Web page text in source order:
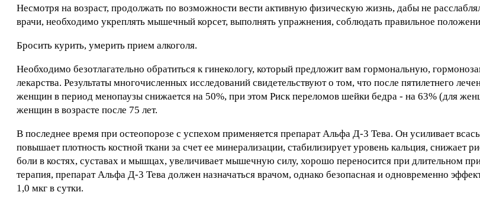
Несмотря на возраст, продолжать по возможности вести активную физическую жизнь, дабы не
врачи, необходимо укреплять мышечный корсет, выполнять упражнения, соблюдать правильное
Бросить курить, умерить прием алкоголя.
Необходимо безотлагательно обратиться к гинекологу, который предложит вам гормональную,
лекарства. Результаты многочисленных исследований свидетельствуют о том, что после пятилетнего
женщин в период менопаузы снижается на 50%, при этом Риск переломов шейки бедра - на 63% (для
женщин в возрасте после 75 лет.
В последнее время при остеопорозе с успехом применяется препарат Альфа Д-3 Тева. Он усиливает
повышает плотность костной ткани за счет ее минерализации, стабилизирует уровень кальция, снижает
боли в костях, суставах и мышцах, увеличивает мышечную силу, хорошо переносится при длительном
терапия, препарат Альфа Д-3 Тева должен назначаться врачом, однако безопасная и одновременно
1,0 мкг в сутки.